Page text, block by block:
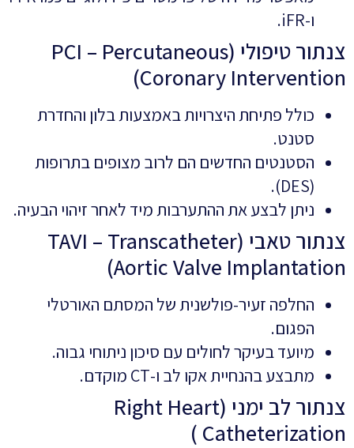
ו-iFR.
צנתור טיפולי (PCI – Percutaneous
Coronary Intervention)
כולל פתיחת היצרויות באמצעות בלון והחדרת
סטנט.
הסטנטים החדשים הם לרוב מצופים בתרופות
(DES).
ניתן לבצע את ההתערבות מיד לאחר זיהוי הבעיה.
צנתור טאבי (TAVI – Transcatheter
Aortic Valve Implantation)
החלפה זעיר-פולשנית של המסתם האורטלי
הפגום.
מיועד בעיקר לחולים עם סיכון ניתוחי גבוה.
מתבצע בהנחיית אקו לב ו-CT מוקדם.
צנתור לב ימני (Right Heart
Catheterization )